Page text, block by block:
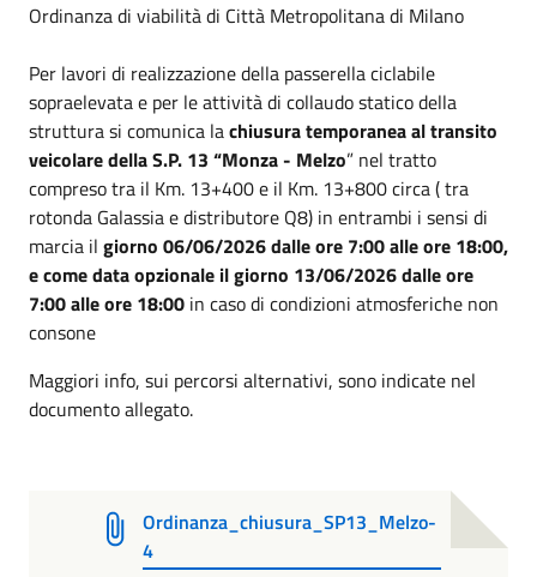
Ordinanza di viabilità di Città Metropolitana di Milano
Per lavori di realizzazione della passerella ciclabile
sopraelevata e per le attività di collaudo statico della
struttura si comunica lachiusura temporanea al transito
veicolare della S.P. 13 “Monza - Melzo” nel tratto
compreso tra il Km. 13+400 e il Km. 13+800 circa ( tra
rotonda Galassia e distributore Q8) in entrambi i sensi di
marcia il giorno 06/06/2026 dalle ore 7:00 alle ore 18:00,
e come data opzionale il giorno 13/06/2026 dalle ore
7:00 alle ore 18:00 in caso di condizioni atmosferiche non
consone
Maggiori info, sui percorsi alternativi, sono indicate nel
documento allegato.
Ordinanza_chiusura_SP13_Melzo-
4